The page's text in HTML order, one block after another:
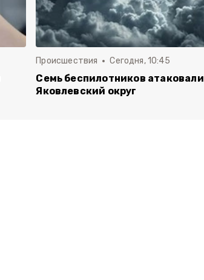
Происшествия Сегодня, 10:45
Семь беспилотников атаковали
Яковлевский округ